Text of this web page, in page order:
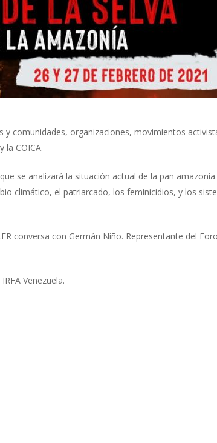
comunidades, organizaciones, movimientos
la COICA.
se analizará la situación actual de la pan
climático, el patriarcado, los feminicidios, y los
conversa con Germán Niño. Representante del
Venezuela.